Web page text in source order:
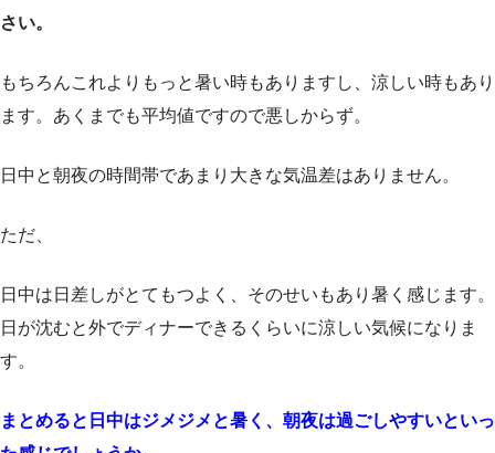
さい。
もちろんこれよりもっと暑い時もありますし、涼しい時もあり
ます。あくまでも平均値ですので悪しからず。
日中と朝夜の時間帯であまり大きな気温差はありません。
ただ、
日中は日差しがとてもつよく、そのせいもあり暑く感じます。
日が沈むと外でディナーできるくらいに涼しい気候になりま
す。
まとめると日中はジメジメと暑く、朝夜は過ごしやすいといっ